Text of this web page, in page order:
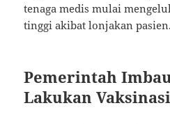
tenaga medis mulai
tinggi akibat lonjakan pasien.
Pemerintah
Lakukan